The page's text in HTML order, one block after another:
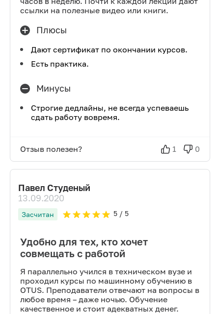
ссылки на полезные видео или книги.
Плюсы
Дают сертификат по окончании курсов.
Есть практика.
Минусы
Строгие дедлайны, не всегда успеваешь
сдать работу вовремя.
Отзыв полезен? 1 0
Павел Студеный
13.09.2020
Засчитан 5/ 5
Удобно для тех, кто хочет
совмещать с работой
Я параллельно учился в техническом вузе и
проходил курсы по машинному обучению в
OTUS. Преподаватели отвечают на вопросы в
любое время – даже ночью. Обучение
качественное и стоит адекватных денег.